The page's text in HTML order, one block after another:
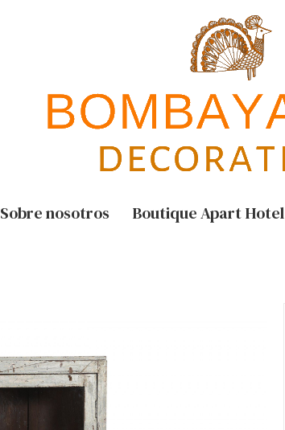
Sobre nosotros Boutique Apart Hotel